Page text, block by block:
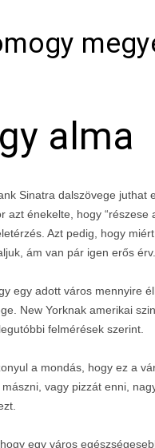
alma
Sinatra dalszövege juthat
énekelte, hogy “részese
Azt pedig, hogy
ám van pár igen erős érv.
egy adott város mennyire
New Yorknak amerikai
felmérések szerint.
a mondás, hogy ez a
vagy pizzát enni,
egy város